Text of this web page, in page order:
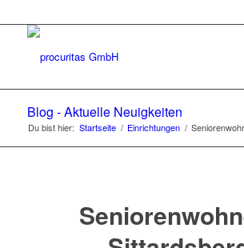
Blog - Aktuelle Neuigkeiten
Du bist hier: Startseite / Einrichtungen /